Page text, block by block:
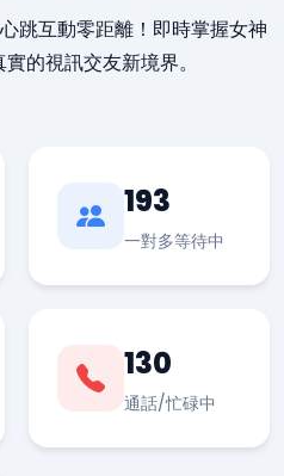
跳互動零距離！即時掌握女神
的視訊交友新境界。
193
一對多等待中
130
通話/忙碌中